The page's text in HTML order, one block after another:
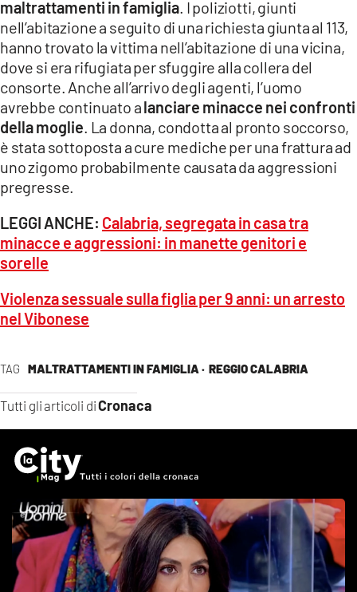
LACONAIR.IT
LACITYMAG.IT
ILREGGINO.IT
COSENZACHANNEL.IT
ILVIBONESE.IT
CATANZAROCHANNEL.IT
LACAPITALENEWS.IT
ANDROID
TAG MALTRATTAMENTI IN FAMIGLIA · REGGIO CALABRIA
Tutti gli articoli diCronaca
maltrattamenti in famiglia . I poliziotti, giunti
nell’abitazione a seguito di una richiesta giunta al 113,
hanno trovato la vittima nell’abitazione di una vicina,
dove si era rifugiata per sfuggire alla collera del
consorte. Anche all’arrivo degli agenti, l’uomo
avrebbe continuato alanciare minacce nei confronti
della moglie . La donna, condotta al pronto soccorso,
è stata sottoposta a cure mediche per una frattura ad
uno zigomo probabilmente causata da aggressioni
pregresse.
LEGGI ANCHE: Calabria, segregata in casa tra
minacce e aggressioni: in manette genitori e
sorelle
Violenza sessuale sulla figlia per 9 anni: un arresto
nel Vibonese